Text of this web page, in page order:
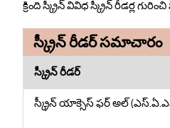
క్రింది స్క్రీన్ వివిధ స్క్రీన్ రీడర్ల
స్క్రీన్ రీడర్ సమాచారం
స్క్రీన్ రీడర్
స్క్రీన్ యాక్సెస్ ఫర్ అల్